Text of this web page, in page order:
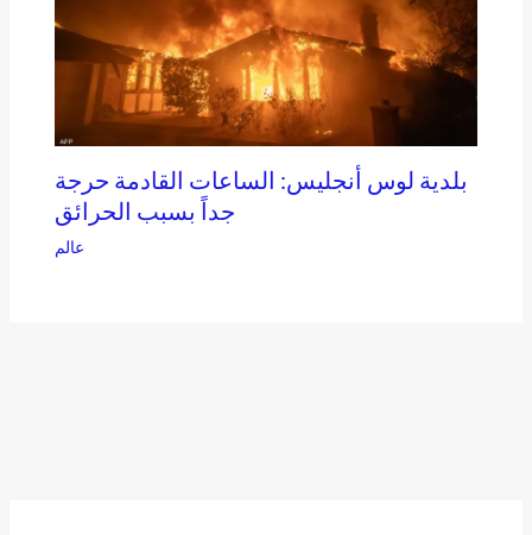
بلدية لوس أنجليس: الساعات القادمة حرجة
جداً بسبب الحرائق
عالم